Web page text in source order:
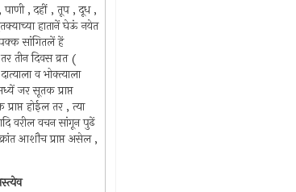
, दहीं , तूप , दूध ,
हातानें घेऊं नयेत
सांगितलें हें
तीन दिवस व्रत (
व भोक्त्याला
जर सूतक प्राप्त
होईल तर , त्या
वरील वचन सांगून पुढें
आशौच प्राप्त असेल ,